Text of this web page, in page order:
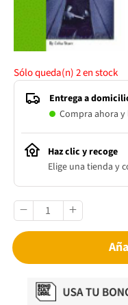
Sólo queda(n)2en stock
Entrega a
Compra ahora
Haz clic y recoge
Elige una tienda y